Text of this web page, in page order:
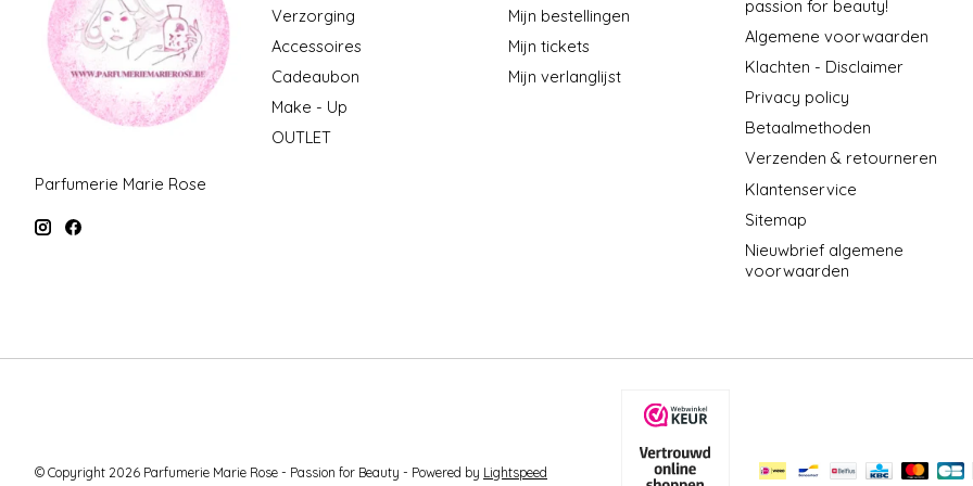
Parfumerie Marie Rose
Verzorging
Accessoires
Cadeaubon
Make - Up
OUTLET
Mijn bestellingen
Mijn tickets
Mijn verlanglijst
passion for beauty!
Algemene voorwaarden
Klachten - Disclaimer
Privacy policy
Betaalmethoden
Verzenden & retourneren
Klantenservice
Sitemap
Nieuwbrief algemene
voorwaarden
© Copyright 2026 Parfumerie Marie Rose - Passion for Beauty - Powered by Lightspeed